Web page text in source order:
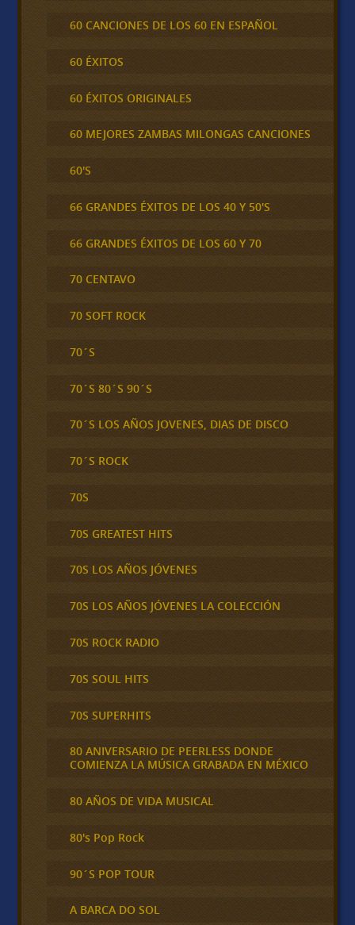
60 CANCIONES DE LOS 60 EN ESPAÑOL
60 ÉXITOS
60 ÉXITOS ORIGINALES
60 MEJORES ZAMBAS MILONGAS CANCIONES
60'S
66 GRANDES ÉXITOS DE LOS 40 Y 50'S
66 GRANDES ÉXITOS DE LOS 60 Y 70
70 CENTAVO
70 SOFT ROCK
70´S
70´S 80´S 90´S
70´S LOS AÑOS JOVENES, DIAS DE DISCO
70´S ROCK
70S
70S GREATEST HITS
70S LOS AÑOS JÓVENES
70S LOS AÑOS JÓVENES LA COLECCIÓN
70S ROCK RADIO
70S SOUL HITS
70S SUPERHITS
80 ANIVERSARIO DE PEERLESS DONDE
COMIENZA LA MÚSICA GRABADA EN MÉXICO
80 AÑOS DE VIDA MUSICAL
80's Pop Rock
90´S POP TOUR
A BARCA DO SOL